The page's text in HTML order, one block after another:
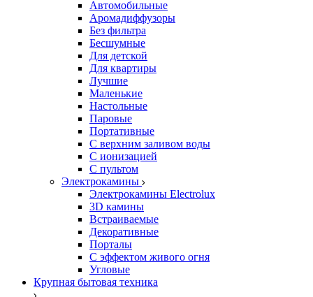
Автомобильные
Аромадиффузоры
Без фильтра
Бесшумные
Для детской
Для квартиры
Лучшие
Маленькие
Настольные
Паровые
Портативные
С верхним заливом воды
С ионизацией
С пультом
Электрокамины
Электрокамины Electrolux
3D камины
Встраиваемые
Декоративные
Порталы
С эффектом живого огня
Угловые
Крупная бытовая техника